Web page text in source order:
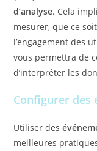
d’analyse. Cela
mesurer, que ce
l’engagement des
vous permettra de
d’interpréter les
Configurer des
Utiliser des
meilleures